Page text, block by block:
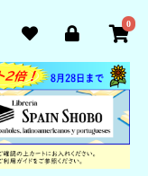
0